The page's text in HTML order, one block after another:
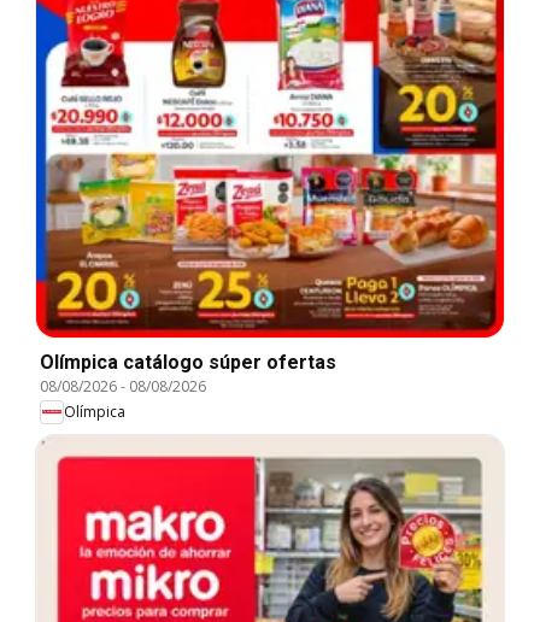
Olímpica catálogo súper ofertas
08/08/2026- 08/08/2026
Olímpica